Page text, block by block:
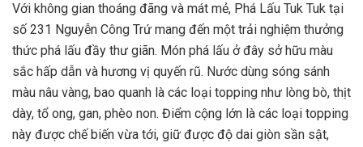
Với không gian thoáng đãng và mát mẻ, Phá Lấu Tuk Tuk tại
số 231 Nguyễn Công Trứ mang đến một trải nghiệm thưởng
thức phá lấu đầy thư giãn. Món phá lấu ở đây sở hữu màu
sắc hấp dẫn và hương vị quyến rũ. Nước dùng sóng sánh
màu nâu vàng, bao quanh là các loại topping như lòng bò, thịt
dày, tổ ong, gan, phèo non. Điểm cộng lớn là các loại topping
này được chế biến vừa tới, giữ được độ dai giòn sần sật,